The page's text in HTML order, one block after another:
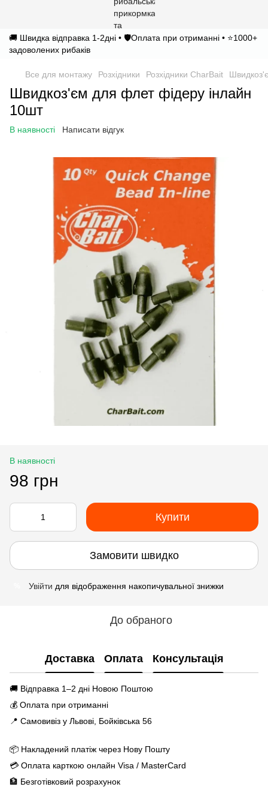
🚚 Швидка відправка 1-2дні • 🛡️Оплата при отриманні • ⭐1000+
задоволених рибаків
Все для монтажу Розхідники Розхідники CharBait
Швидкоз'єм для флет фідеру інлайн
10шт
В наявності Написати відгук
В наявності
98 грн
Купити
Замовити швидко
Увійти для відображення накопичувальної знижки
До обраного
Доставка Оплата Консультація
🚚 Відправка 1–2 дні Новою Поштою
💰 Оплата при отриманні
📍 Самовивіз у Львові, Бойківська 56
📦 Накладений платіж через Нову Пошту
💳 Оплата карткою онлайн Visa / MasterCard
🏦 Безготівковий розрахунок